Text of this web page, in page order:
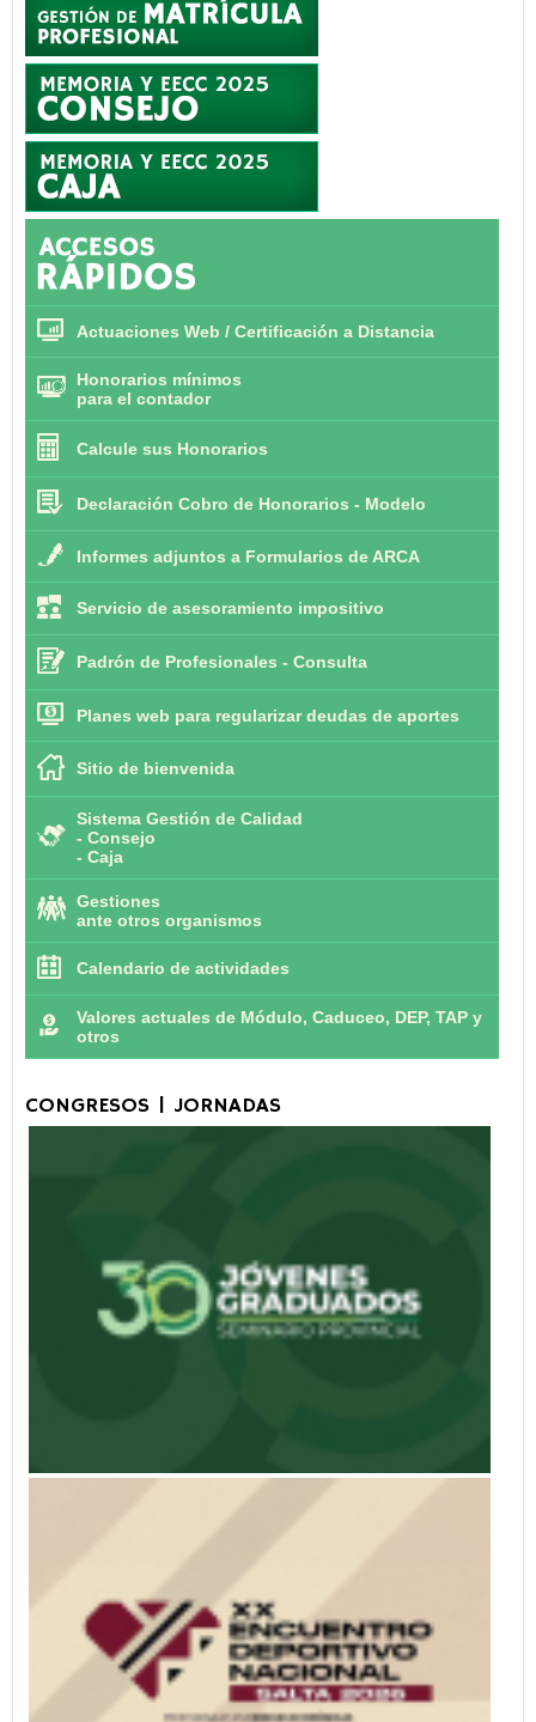
Actuaciones Web / Certificación a Distancia
Honorarios mínimos
para el contador
Calcule sus Honorarios
Declaración Cobro de Honorarios - Modelo
Informes adjuntos a Formularios de ARCA
Servicio de asesoramiento impositivo
Padrón de Profesionales - Consulta
Planes web para regularizar deudas de aportes
Sitio de bienvenida
Sistema Gestión de Calidad
- Consejo
- Caja
Gestiones
ante otros organismos
Calendario de actividades
Valores actuales de Módulo, Caduceo, DEP, TAP y
otros
CONGRESOS | JORNADAS